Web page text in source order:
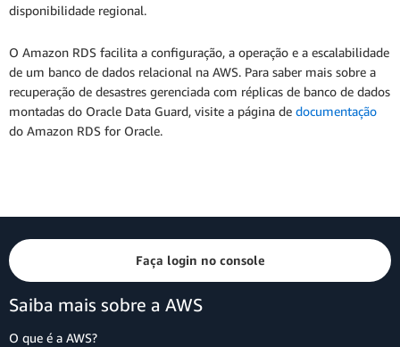
disponibilidade regional.
O Amazon RDS facilita a configuração, a operação e a escalabilidade
de um banco de dados relacional na AWS. Para saber mais sobre a
recuperação de desastres gerenciada com réplicas de banco de dados
montadas do Oracle Data Guard, visite a página de documentação
do Amazon RDS for Oracle.
Faça login no console
Saiba mais sobre a AWS
O que é a AWS?